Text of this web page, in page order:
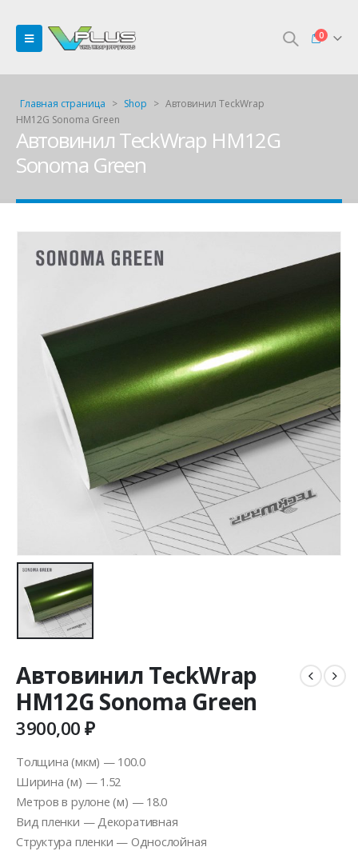
0
Главная страница > Shop > Автовинил TeckWrap
HM12G Sonoma Green
Автовинил TeckWrap HM12G
Sonoma Green
Автовинил TeckWrap
HM12G Sonoma Green
3900,00₽
Толщина (мкм) — 100.0
Ширина (м) — 1.52
Метров в рулоне (м) — 18.0
Вид пленки — Декоративная
Структура пленки — Однослойная